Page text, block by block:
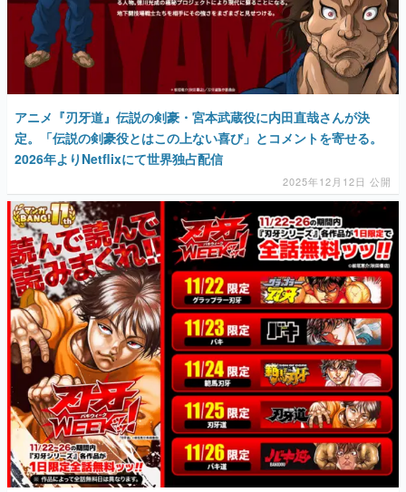
アニメ『刃牙道』伝説の剣豪・宮本武蔵役に内田直哉さんが決
定。「伝説の剣豪役とはこの上ない喜び」とコメントを寄せる。
2026年よりNetflixにて世界独占配信
2025年12月12日 公開